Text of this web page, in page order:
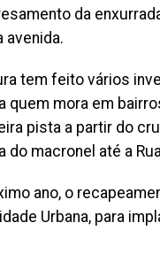
da
avenida.
tem feito vários
quem mora em
pista a partir do
macronel até a
ano, o
Urbana, para